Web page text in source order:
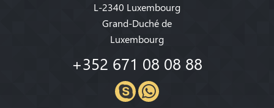
L-2340 Luxembourg
Grand-Duché de
Luxembourg
+352 671 08 08 88